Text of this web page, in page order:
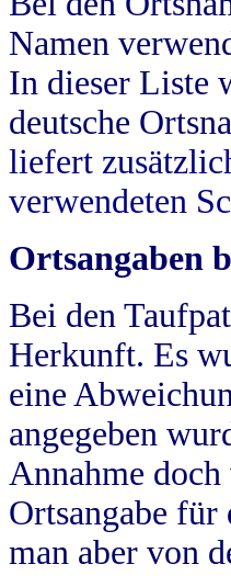
Namen
In dieser Liste
deutsche
liefert
verwendeten
Ortsangaben
Bei den
Herkunft. Es
eine
angegeben
Annahme
Ortsangabe für
man aber von